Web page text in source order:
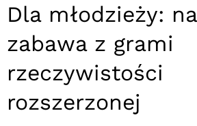
Dla młodzieży:
zabawa z grami
rzeczywistości
rozszerzonej